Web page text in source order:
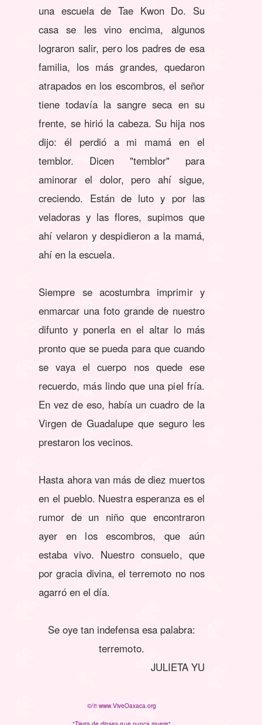
una escuela de Tae Kwon Do. Su
casa se les vino encima, algunos
lograron salir, pero los padres de esa
familia, los más grandes, quedaron
atrapados en los escombros, el señor
tiene todavía la sangre seca en su
frente, se hirió la cabeza. Su hija nos
dijo: él perdió a mi mamá en el
temblor. Dicen "temblor" para
aminorar el dolor, pero ahí sigue,
creciendo. Están de luto y por las
veladoras y las flores, supimos que
ahí velaron y despidieron a la mamá,
ahí en la escuela.
Siempre se acostumbra imprimir y
enmarcar una foto grande de nuestro
difunto y ponerla en el altar lo más
pronto que se pueda para que cuando
se vaya el cuerpo nos quede ese
recuerdo, más lindo que una piel fría.
En vez de eso, había un cuadro de la
Virgen de Guadalupe que seguro les
prestaron los vecinos.
Hasta ahora van más de diez muertos
en el pueblo. Nuestra esperanza es el
rumor de un niño que encontraron
ayer en los escombros, que aún
estaba vivo. Nuestro consuelo, que
por gracia divina, el terremoto no nos
agarró en el día.
Se oye tan indefensa esa palabra:
terremoto.
JULIETA YU
©/℗ www.ViveOaxaca.org